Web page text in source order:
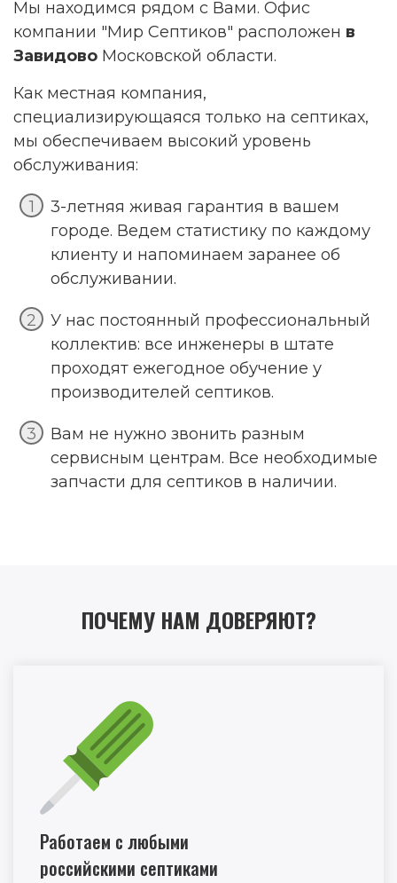
Мы находимся рядом с Вами. Офис
компании "Мир Септиков" расположен в
Завидово Московской области.
Как местная компания,
специализирующаяся только на септиках,
мы обеспечиваем высокий уровень
обслуживания:
3-летняя живая гарантия в вашем
городе. Ведем статистику по каждому
клиенту и напоминаем заранее об
обслуживании.
У нас постоянный профессиональный
коллектив: все инженеры в штате
проходят ежегодное обучение у
производителей септиков.
Вам не нужно звонить разным
сервисным центрам. Все необходимые
запчасти для септиков в наличии.
ПОЧЕМУ НАМ ДОВЕРЯЮТ?
Работаем с любыми
российскими септиками